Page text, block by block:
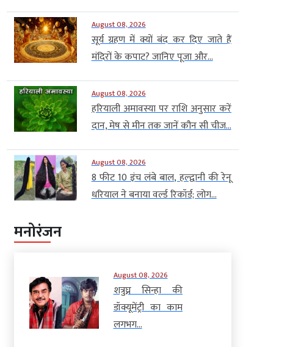
August 08, 2026
सूर्य ग्रहण में क्यों बंद कर दिए जाते हैं
मंदिरों के कपाट? जानिए पूजा और...
August 08, 2026
हरियाली अमावस्या पर राशि अनुसार करें
दान, मेष से मीन तक जानें कौन सी चीज...
August 08, 2026
8 फीट 10 इंच लंबे बाल, हल्द्वानी की रेनू
धरियाल ने बनाया वर्ल्ड रिकॉर्ड; लोग...
मनोरंजन
August 08, 2026
शत्रुघ्न सिन्हा की
डॉक्यूमेंट्री का काम
लगभग...